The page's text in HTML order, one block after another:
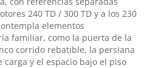
240 TD / 300 TD y a los 230
elementos
familiar, como la puerta de la
corrido rebatible, la persiana
y el espacio bajo el piso